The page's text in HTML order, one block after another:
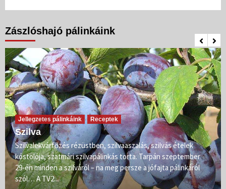
Zászlóshajó pálinkáink
Jellegzetes pálinkáink Receptek
Szilva
Szilvalekvárfőzés rézüstben, szilvaaszalás, szilvás ételek
kóstolója, szatmári szilvapálinkás torta. Tarpán szeptember
29-én minden a szilváról – na meg persze a jófajta pálinkáról
szól… A TV2...